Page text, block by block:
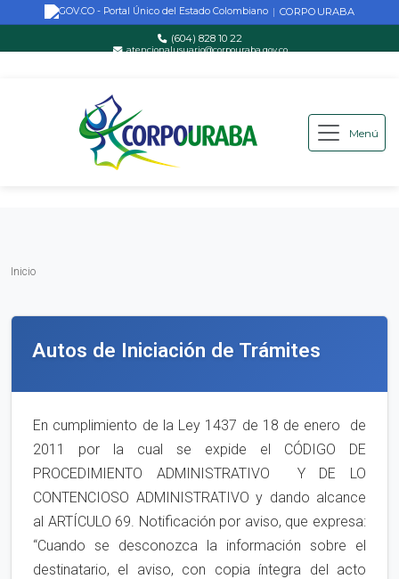
Saltar al contenido principal
| CORPOURABA
(604) 828 10 22
atencionalusuario@corpouraba.gov.co
Menú
Inicio
Autos de Iniciación de Trámites
En cumplimiento de la Ley 1437 de 18 de enero de
2011 por la cual se expide el CÓDIGO DE
PROCEDIMIENTO ADMINISTRATIVO Y DE LO
CONTENCIOSO ADMINISTRATIVO y dando alcance
al ARTÍCULO 69. Notificación por aviso, que expresa:
“Cuando se desconozca la información sobre el
destinatario, el aviso, con copia íntegra del acto